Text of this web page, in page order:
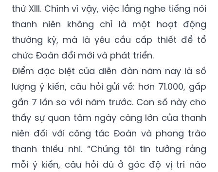
thứ XIII. Chính vì vậy, việc lắng nghe tiếng nói
thanh niên không chỉ là một hoạt động
thường kỳ, mà là yêu cầu cấp thiết để tổ
chức Đoàn đổi mới và phát triển.
Điểm đặc biệt của diễn đàn năm nay là số
lượng ý kiến, câu hỏi gửi về: hơn 71.000, gấp
gần 7 lần so với năm trước. Con số này cho
thấy sự quan tâm ngày càng lớn của thanh
niên đối với công tác Đoàn và phong trào
thanh thiếu nhi. “Chúng tôi tin tưởng rằng
mỗi ý kiến, câu hỏi dù ở góc độ vị trí nào